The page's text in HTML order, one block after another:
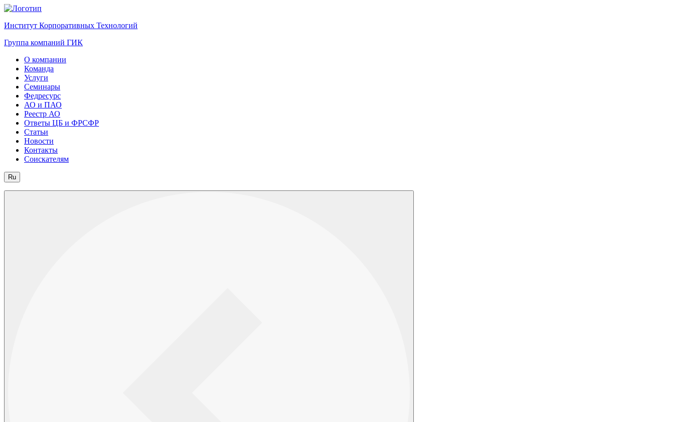
Институт Корпоративных Технологий
Группа компаний ГИК
О компании
Команда
Услуги
Семинары
Федресурс
АО и ПАО
Реестр АО
Ответы ЦБ и ФРСФР
Статьи
Новости
Контакты
Соискателям
Ru